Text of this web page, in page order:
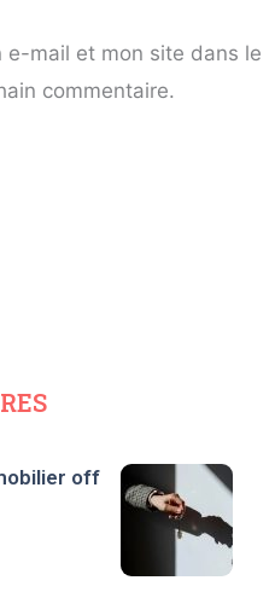
e-mail et mon site dans le
commentaire.
off